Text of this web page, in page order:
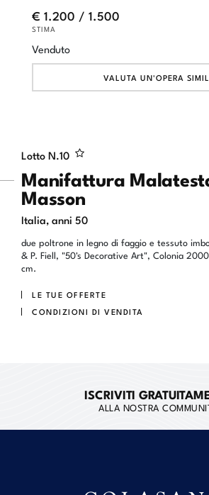
Lotto N.10
Manifattura
Masson
Italia, anni 50
due poltrone in legno di faggio e tessuto
& P. Fiell, "50's Decorative Art", Colonia
cm.
LE TUE OFFERTE
CONDIZIONI DI VENDITA
€ 1.200 / 1.500
STIMA
Venduto
VALUTA UN'OPERA
ISCRIVITI
ALLA NOSTRA